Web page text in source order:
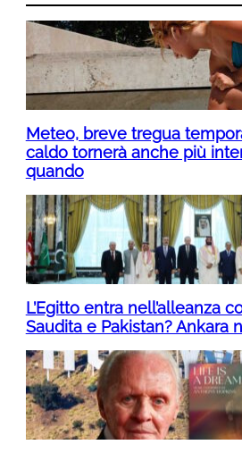
Meteo, breve tregua
caldo tornerà anche più
quando
L’Egitto entra nell’alleanza
Saudita e Pakistan? Ankara